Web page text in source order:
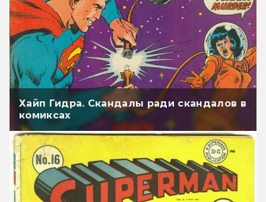
Хайп Гидра. Скандалы ради скандалов в
комиксах